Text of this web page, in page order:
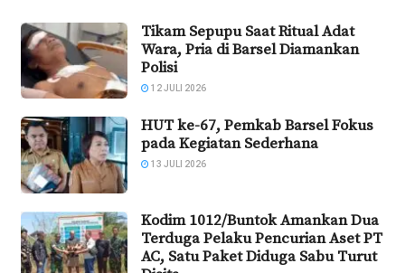
Tikam Sepupu Saat Ritual Adat
Wara, Pria di Barsel Diamankan
Polisi
12 JULI 2026
HUT ke-67, Pemkab Barsel Fokus
pada Kegiatan Sederhana
13 JULI 2026
Kodim 1012/Buntok Amankan Dua
Terduga Pelaku Pencurian Aset PT
AC, Satu Paket Diduga Sabu Turut